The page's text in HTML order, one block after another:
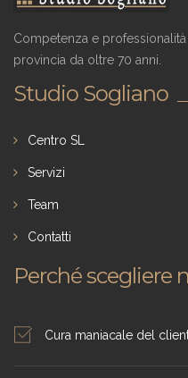
Competenza e
provincia da oltre 70 anni.
Studio Sogliano
Centro SL
Servizi
Team
Contatti
Perché scegliere
Cura maniacale del